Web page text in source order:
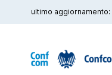
ultimo aggiornamento: